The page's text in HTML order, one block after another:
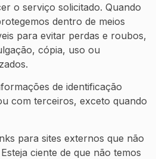
o serviço solicitado. Quando
dentro de meios
​​para evitar perdas e roubos,
cópia, uso ou
de identificação
com terceiros, exceto quando
para sites externos que não
ciente de que não temos